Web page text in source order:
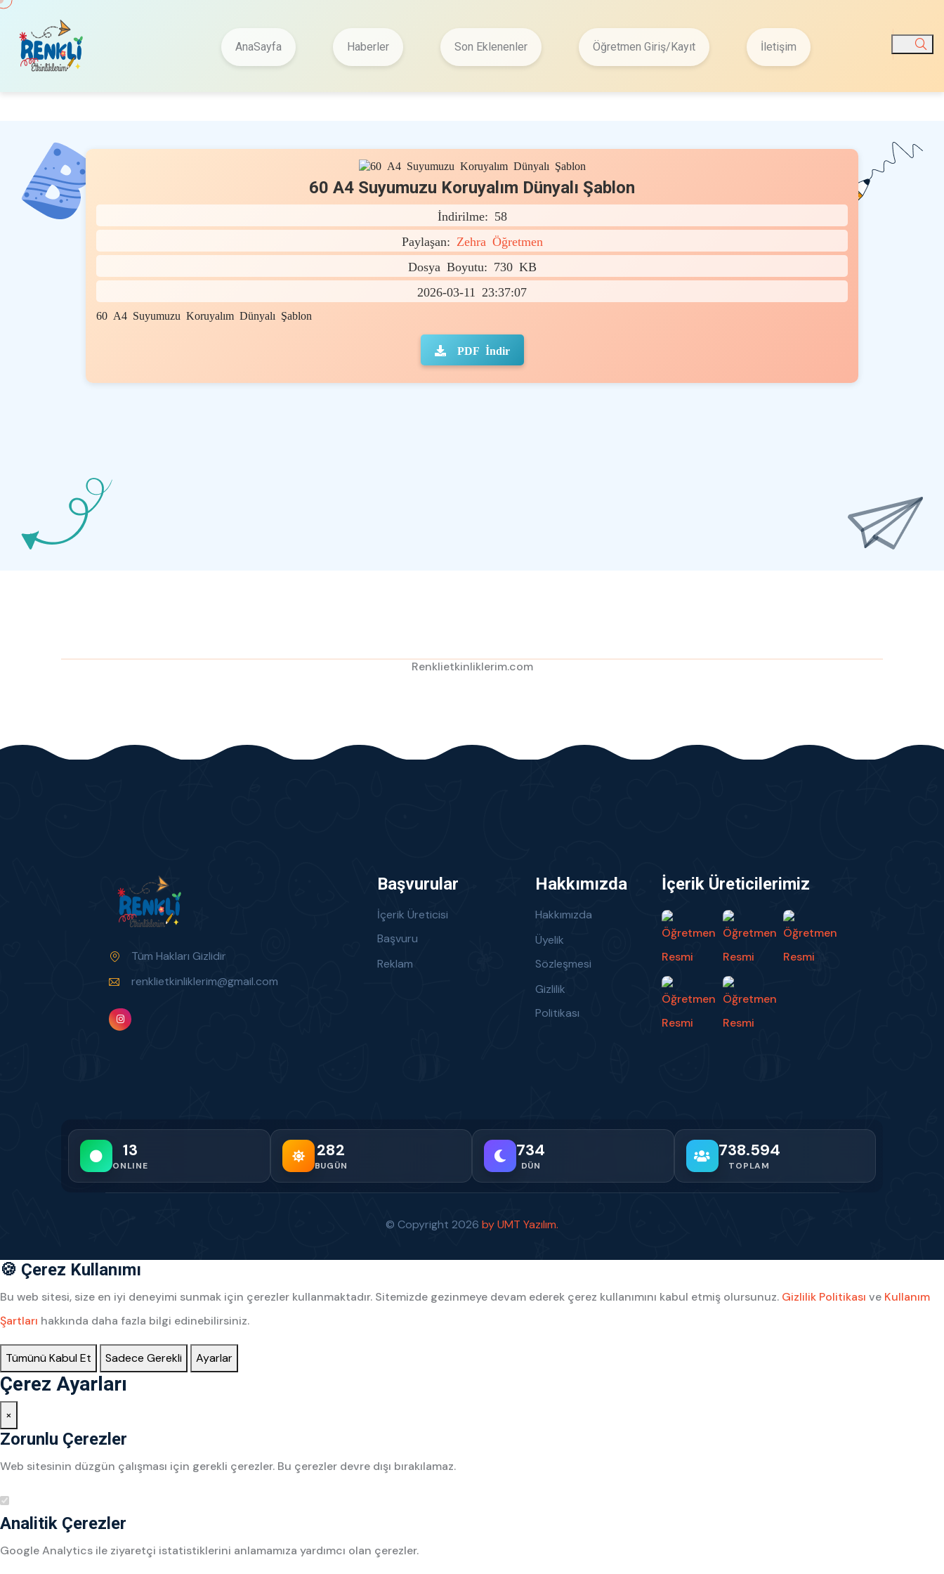
AnaSayfa Haberler Son Eklenenler Öğretmen Giriş/Kayıt İletişim
Ara
60 A4 Suyumuzu Koruyalım Dünyalı Şablon
İndirilme: 58
Paylaşan: Zehra Öğretmen
Dosya Boyutu: 730 KB
2026-03-11 23:37:07
60 A4 Suyumuzu Koruyalım Dünyalı Şablon
PDF İndir
Renklietkinliklerim.com
Tüm Hakları Gizlidir
renklietkinliklerim@gmail.com
Başvurular
İçerik Üreticisi
Başvuru
Reklam
Hakkımızda
Hakkımızda
Üyelik
Sözleşmesi
Gizlilik
Politikası
İçerik Üreticilerimiz
13
ONLINE
282
BUGÜN
734
DÜN
738.594
TOPLAM
© Copyright 2026 by UMT Yazılım.
🍪 Çerez Kullanımı
Bu web sitesi, size en iyi deneyimi sunmak için çerezler kullanmaktadır. Sitemizde gezinmeye devam ederek çerez kullanımını kabul etmiş olursunuz. Gizlilik Politikası ve Kullanım
Şartları hakkında daha fazla bilgi edinebilirsiniz.
Tümünü Kabul Et Sadece Gerekli Ayarlar
Çerez Ayarları
×
Zorunlu Çerezler
Web sitesinin düzgün çalışması için gerekli çerezler. Bu çerezler devre dışı bırakılamaz.
Analitik Çerezler
Google Analytics ile ziyaretçi istatistiklerini anlamamıza yardımcı olan çerezler.